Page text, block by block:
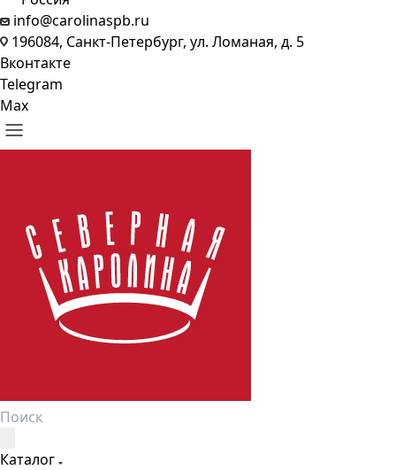
info@carolinaspb.ru
196084, Санкт-Петербург, ул. Ломаная, д. 5
Вконтакте
Telegram
Max
Каталог